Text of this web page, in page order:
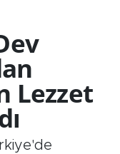
Lezzet
ve Fikstür